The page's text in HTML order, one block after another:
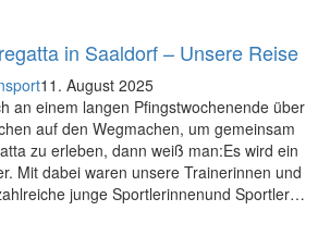
in Saaldorf – Unsere Reise
11. August 2025
an einem langen Pfingstwochenende über
auf den Wegmachen, um gemeinsam
zu erleben, dann weiß man:Es wird ein
Mit dabei waren unsere Trainerinnen und
junge Sportlerinnenund Sportler…